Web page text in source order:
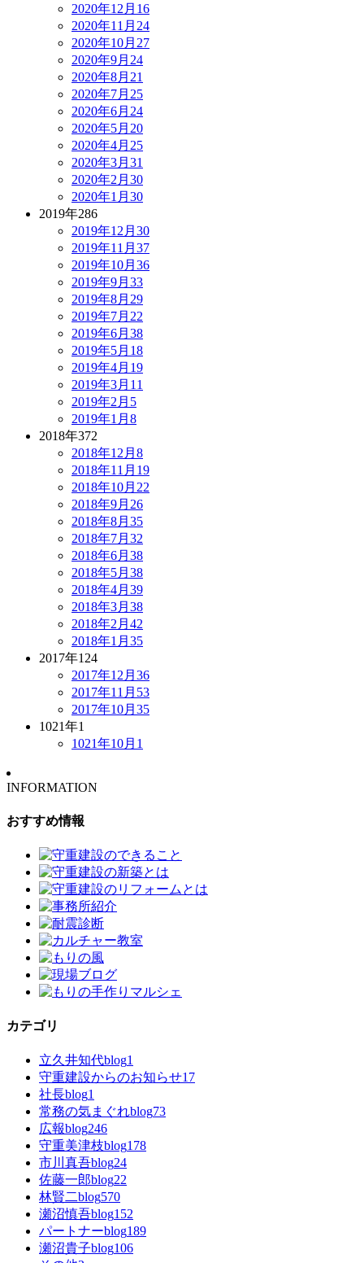
2020年12月 16
2020年11月 24
2020年10月 27
2020年9月 24
2020年8月 21
2020年7月 25
2020年6月 24
2020年5月 20
2020年4月 25
2020年3月 31
2020年2月 30
2020年1月 30
2019年286
2019年12月 30
2019年11月 37
2019年10月 36
2019年9月 33
2019年8月 29
2019年7月 22
2019年6月 38
2019年5月 18
2019年4月 19
2019年3月 11
2019年2月 5
2019年1月 8
2018年372
2018年12月 8
2018年11月 19
2018年10月 22
2018年9月 26
2018年8月 35
2018年7月 32
2018年6月 38
2018年5月 38
2018年4月 39
2018年3月 38
2018年2月 42
2018年1月 35
2017年124
2017年12月 36
2017年11月 53
2017年10月 35
1021年1
1021年10月 1
INFORMATION
おすすめ情報
カテゴリ
立久井知代blog1
守重建設からのお知らせ17
社長blog1
常務の気まぐれblog73
広報blog246
守重美津枝blog178
市川真吾blog24
佐藤一郎blog22
林賢二blog570
瀬沼慎吾blog152
パートナーblog189
瀬沼貴子blog106